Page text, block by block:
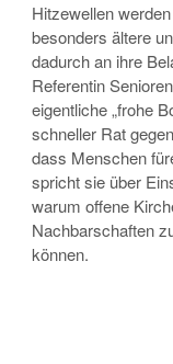
Hitzewellen
besonders ältere
dadurch an ihre
Referentin
eigentliche „frohe
schneller Rat
dass Menschen
spricht sie über
warum offene
Nachbarschaften
können.